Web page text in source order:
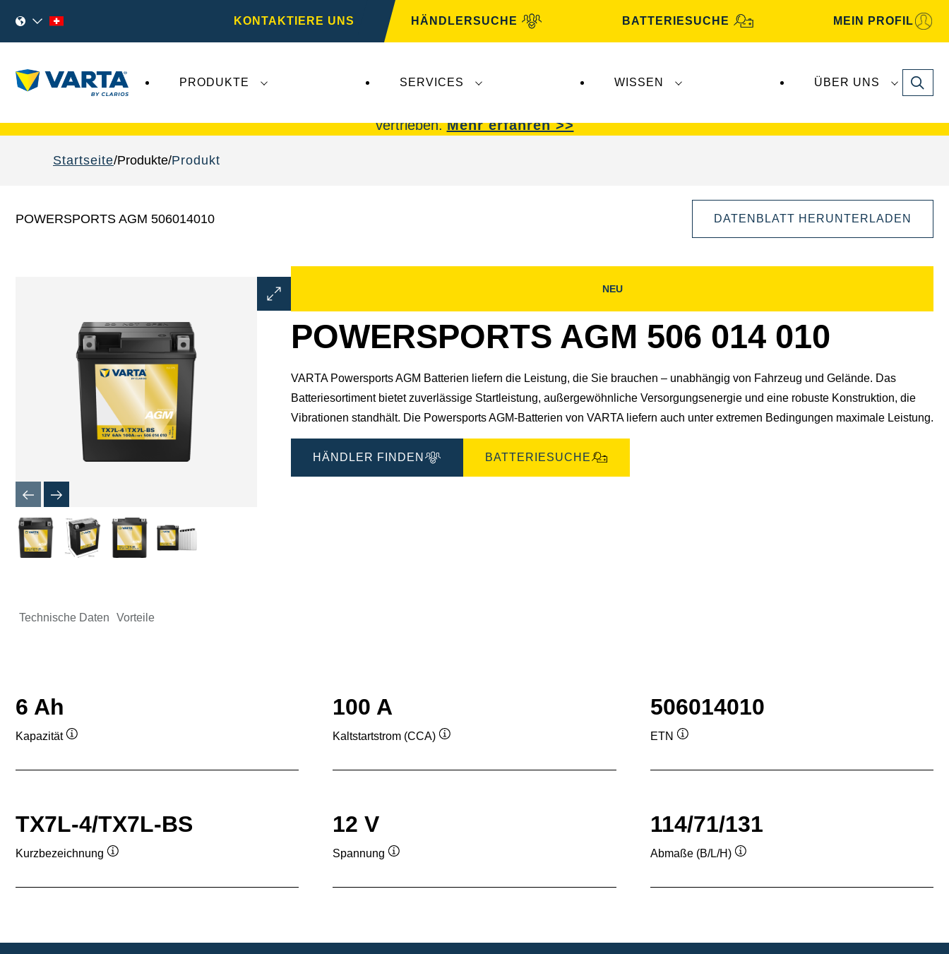
KONTAKTIERE UNS HÄNDLERSUCHE BATTERIESUCHE MEIN PROFIL
PRODUKTE SERVICES WISSEN ÜBER UNS Search
vertrieben.Mehr erfahren >>
Startseite Produkte Produkt
POWERSPORTS AGM 506014010 DATENBLATT HERUNTERLADEN
Bilddialog
öffnen
NEU
POWERSPORTS AGM 506 014 010
VARTA Powersports AGM Batterien liefern die Leistung, die Sie brauchen – unabhängig von Fahrzeug und Gelände. Das
Batteriesortiment bietet zuverlässige Startleistung, außergewöhnliche Versorgungsenergie und eine robuste Konstruktion, die
Vibrationen standhält. Die Powersports AGM-Batterien von VARTA liefern auch unter extremen Bedingungen maximale Leistung.
HÄNDLER FINDEN BATTERIESUCHE
Technische Daten Vorteile
6 Ah
Kapazität
100 A
Kaltstartstrom (CCA)
506014010
ETN
TX7L-4/TX7L-BS
Kurzbezeichnung
12 V
Spannung
114/71/131
Abmaße (B/L/H)